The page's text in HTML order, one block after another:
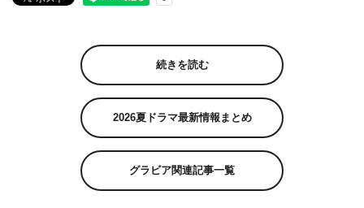
続きを読む
2026夏ドラマ最新情報まとめ
グラビア関連記事一覧